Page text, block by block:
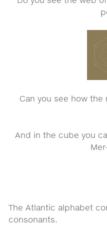
Can you see how
And in the cube you
The Atlantic alphabet
consonants.